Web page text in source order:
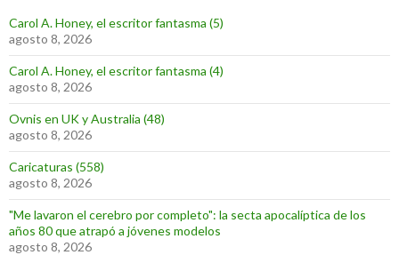
Carol A. Honey, el escritor fantasma (5)
agosto 8, 2026
Carol A. Honey, el escritor fantasma (4)
agosto 8, 2026
Ovnis en UK y Australia (48)
agosto 8, 2026
Caricaturas (558)
agosto 8, 2026
"Me lavaron el cerebro por completo": la secta apocalíptica de los
años 80 que atrapó a jóvenes modelos
agosto 8, 2026